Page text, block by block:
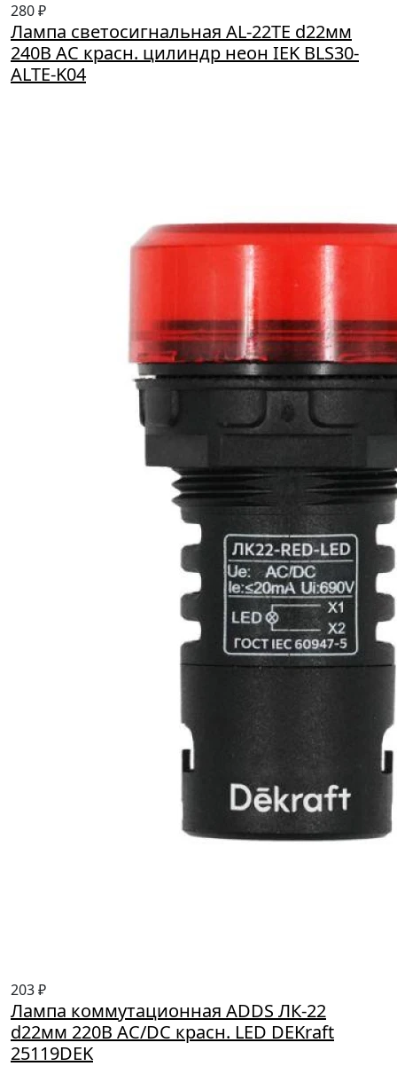
280 ₽
Лампа светосигнальная AL-22TE d22мм
240В AC красн. цилиндр неон IEK BLS30-
ALTE-K04
203 ₽
Лампа коммутационная ADDS ЛК-22
d22мм 220В AC/DC красн. LED DEKraft
25119DEK